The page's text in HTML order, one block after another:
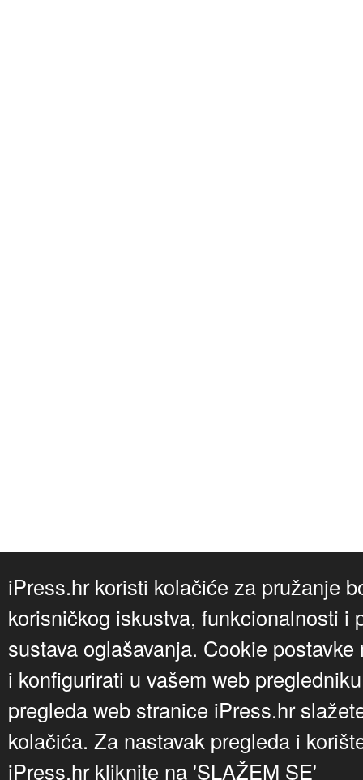
iPress.hr koristi kolačiće za pružanje
korisničkog iskustva, funkcionalnosti i
sustava oglašavanja. Cookie
i konfigurirati u vašem web
pregleda web stranice iPress.hr
kolačića. Za nastavak pregleda i
iPress.hr kliknite na 'SLAŽEM SE'